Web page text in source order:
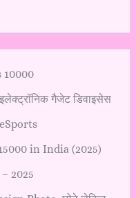
10000
गैजेट डिवाइसेस
in India (2025)
2025